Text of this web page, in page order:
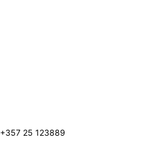
+357 25 123889